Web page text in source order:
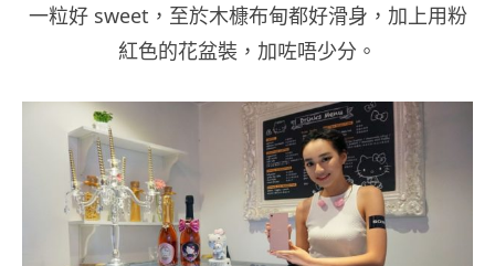
一粒好 sweet，至於木槺布甸都好滑身，加上用粉
紅色的花盆裝，加咗唔少分。